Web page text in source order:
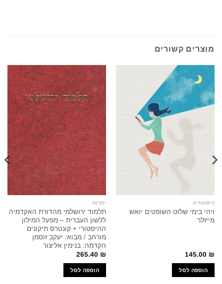
מוצרים קשורים
היסטוריה
ויהי בימי שלוט השופטים יואש
מייזלר
145.00 ₪
הוספה לסל
יהדות
תלמוד ירושלמי מהדורת האקדמיה
ללשון העברית – מפעל המילון
ההיסטורי + קונטרס תיקונים
מורחב / מבוא: יעקב זוסמן
הקדמה: בנימין אליצור
265.40 ₪
הוספה לסל